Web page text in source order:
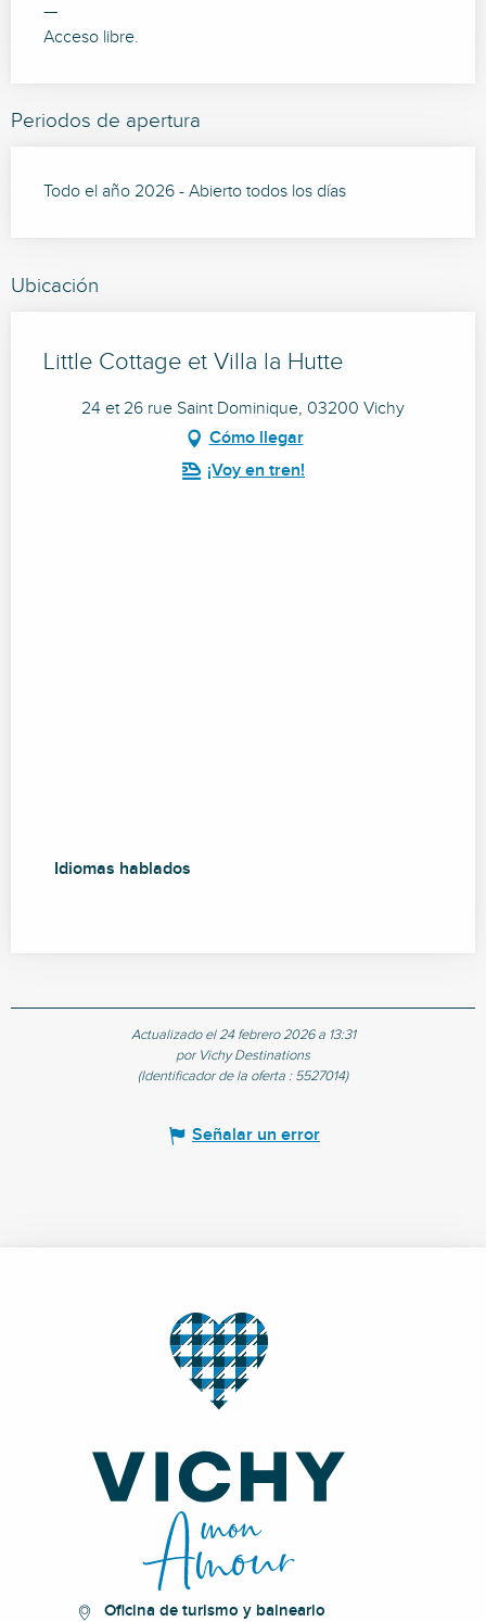
—
Acceso libre.
Periodos de apertura
Todo el año 2026 - Abierto todos los días
Ubicación
Little Cottage et Villa la Hutte
24 et 26 rue Saint Dominique, 03200 Vichy
Cómo llegar
¡Voy en tren!
Idiomas hablados
Idiomas hablados
Actualizado el 24 febrero 2026 a 13:31
por Vichy Destinations
(Identificador de la oferta : 5527014)
Señalar un error
Oficina de turismo y balneario